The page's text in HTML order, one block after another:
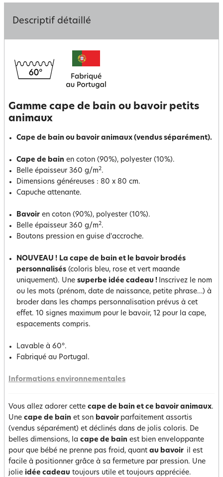
Descriptif détaillé
Gamme cape de bain ou bavoir petits
animaux
Cape de bain ou bavoir animaux (vendus séparément).
Cape de bain en coton (90%), polyester (10%).
Belle épaisseur 360 g/m2.
Dimensions généreuses : 80 x 80 cm.
Capuche attenante.
Bavoir en coton (90%), polyester (10%).
Belle épaisseur 360 g/m2.
Boutons pression en guise d'accroche.
NOUVEAU ! La cape de bain et le bavoir brodés
personnalisés (coloris bleu, rose et vert maande
uniquement). Une superbe idée cadeau ! Inscrivez le nom
ou les mots (prénom, date de naissance, petite phrase…) à
broder dans les champs personnalisation prévus à cet
effet. 10 signes maximum pour le bavoir, 12 pour la cape,
espacements compris.
Lavable à 60°.
Fabriqué au Portugal.
Informations environnementales
Vous allez adorer cette cape de bain et ce bavoir animaux.
Une cape de bain et son bavoir parfaitement assortis
(vendus séparément) et déclinés dans de jolis coloris. De
belles dimensions, la cape de bain est bien enveloppante
pour que bébé ne prenne pas froid, quant au bavoir il est
facile à positionner grâce à sa fermeture par pression. Une
jolie idée cadeau toujours utile et toujours appréciée.